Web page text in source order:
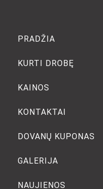
PRADŽIA
KURTI DROBĘ
KAINOS
KONTAKTAI
DOVANŲ KUPONAS
GALERIJA
NAUJIENOS